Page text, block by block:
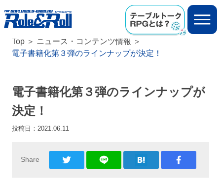
Top
ニュース・コンテンツ情報
電子書籍化第３弾のラインナップが決定！
電子書籍化第３弾のラインナップが
決定！
投稿日： 2021.06.11
Share